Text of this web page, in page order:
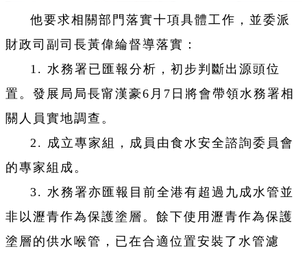
他要求相關部門落實十項具體工作，並委派
財政司副司長黃偉綸督導落實：
1. 水務署已匯報分析，初步判斷出源頭位
置。發展局局長甯漢豪6月7日將會帶領水務署相
關人員實地調查。
2. 成立專家組，成員由食水安全諮詢委員會
的專家組成。
3. 水務署亦匯報目前全港有超過九成水管並
非以瀝青作為保護塗層。餘下使用瀝青作為保護
塗層的供水喉管，已在合適位置安裝了水管濾